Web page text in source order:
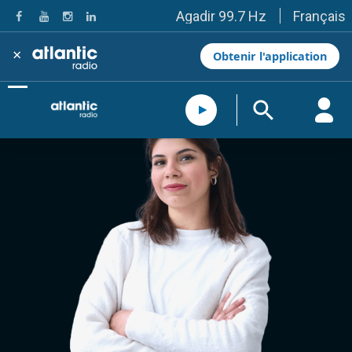
Agadir 99.7 Hz
Tanger 103.3 Hz
Tétouan 87.8 Hz
Fès 98.8 Hz
Meknès 97.2 Hz
El Jadida 97.3
Settat 104,6
Essaouira 96.6
Safi 92.3
Taza 103.0
Taounate 95.6
Tiznit 103.1
SkhourRhamna 92.2
Taroudant 104.9
Guelmim 91.9
Tan-Tan 95.2
Tafraout 104.9
Casablanca 92.5 Hz
Rabat, Salé 106.9 Hz
Marrakech 90.5 Hz
Français
× Obtenir l'application